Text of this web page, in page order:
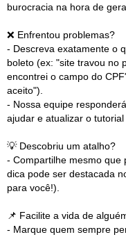
burocracia na hora de
❌ Enfrentou problemas?
- Descreva exatamente o
boleto (ex: "site travou no
encontrei o campo do
aceito").
- Nossa equipe
ajudar e atualizar o
💡 Descobriu um atalho?
- Compartilhe mesmo que
dica pode ser destacada
para você!).
📌 Facilite a vida de
- Marque quem sempre